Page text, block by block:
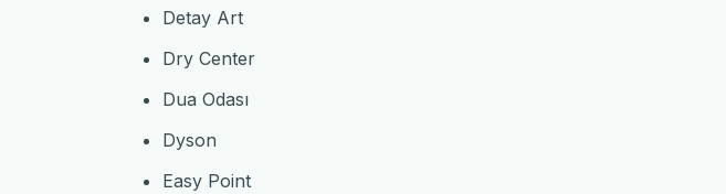
Detay Art
Dry Center
Dua Odası
Dyson
Easy Point